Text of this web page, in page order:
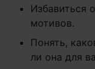
Избавиться
мотивов.
Понять,
ли она для